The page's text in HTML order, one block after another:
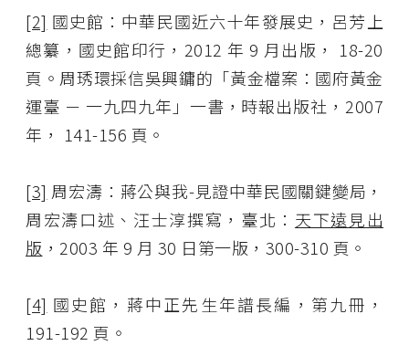
[2] 國史館：中華民國近六十年發展史，呂芳上
總纂，國史館印行，2012 年 9 月出版， 18-20
頁。周琇環採信吳興鏞的「黃金檔案：國府黃金
運臺 － 一九四九年」一書，時報出版社，2007
年， 141-156 頁。
[3] 周宏濤：蔣公與我-見證中華民國關鍵變局，
周宏濤口述、汪士淳撰寫，臺北： 天下遠見出
版 ，2003 年 9 月 30 日第一版，300-310 頁。
[4] 國史館，蔣中正先生年譜長編，第九冊，
191-192 頁。